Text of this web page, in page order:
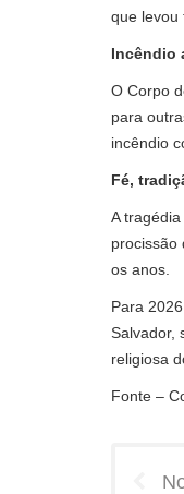
que levou
Incêndio
O Corpo
para
incêndio
Fé,
A
procissão
os anos.
Para
Salvador,
religiosa
Fonte –